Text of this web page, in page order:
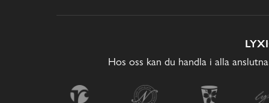
Hos oss kan du handla i alla